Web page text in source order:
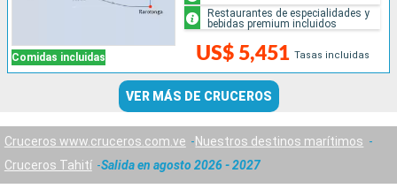
Comidas incluidas US$ 5,451 Tasas incluidas
Restaurantes de especialidades y
bebidas premium incluidos
VER MÁS DE CRUCEROS
Cruceros www.cruceros.com.ve
Nuestros destinos marítimos
Cruceros Tahití
Salida en agosto 2026 - 2027